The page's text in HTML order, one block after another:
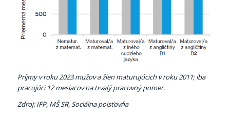
Príjmy v roku 2023 mužov a žien maturujúcich v roku 2011; iba
pracujúci 12 mesiacov na trvalý pracovný pomer.
Zdroj: IFP, MŠ SR, Sociálna poisťovňa